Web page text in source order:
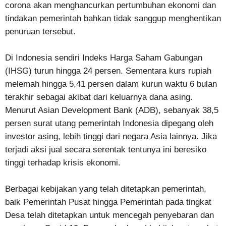
corona akan menghancurkan pertumbuhan ekonomi dan
tindakan pemerintah bahkan tidak sanggup menghentikan
penuruan tersebut.
Di Indonesia sendiri Indeks Harga Saham Gabungan
(IHSG) turun hingga 24 persen. Sementara kurs rupiah
melemah hingga 5,41 persen dalam kurun waktu 6 bulan
terakhir sebagai akibat dari keluarnya dana asing.
Menurut Asian Development Bank (ADB), sebanyak 38,5
persen surat utang pemerintah Indonesia dipegang oleh
investor asing, lebih tinggi dari negara Asia lainnya. Jika
terjadi aksi jual secara serentak tentunya ini beresiko
tinggi terhadap krisis ekonomi.
Berbagai kebijakan yang telah ditetapkan pemerintah,
baik Pemerintah Pusat hingga Pemerintah pada tingkat
Desa telah ditetapkan untuk mencegah penyebaran dan